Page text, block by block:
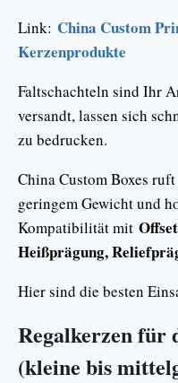
Link: China Custom
Kerzenprodukte
Faltschachteln sind Ihr
versandt, lassen sich
zu bedrucken.
China Custom Boxes
geringem Gewicht und
Kompatibilität mit
Heißprägung,
Hier sind die besten
Regalkerzen für
(kleine bis